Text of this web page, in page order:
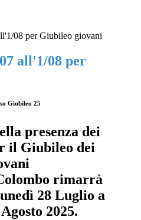
08 per Giubileo giovani
all'1/08 per
presenza dei
il Giubileo dei
rimarrà
28 Luglio a
2025.